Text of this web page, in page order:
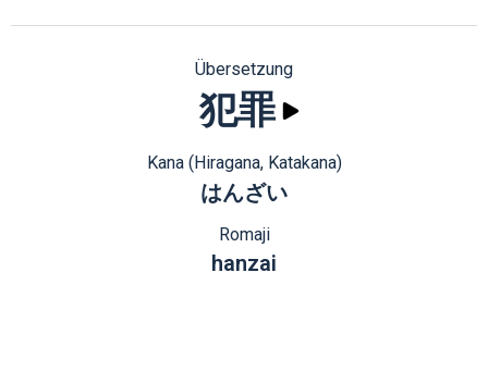
Übersetzung
犯罪
Kana (Hiragana, Katakana)
はんざい
Romaji
hanzai